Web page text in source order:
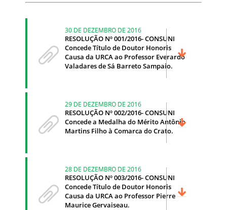
30 DE DEZEMBRO DE 2016
RESOLUÇÃO Nº 001/2016- CONSUNI
Concede Título de Doutor Honoris
Causa da URCA ao Professor Everardo
Valadares de Sá Barreto Sampaio.
29 DE DEZEMBRO DE 2016
RESOLUÇÃO Nº 002/2016- CONSUNI
Concede a Medalha do Mérito Antônio
Martins Filho à Comarca do Crato.
28 DE DEZEMBRO DE 2016
RESOLUÇÃO Nº 003/2016- CONSUNI
Concede Título de Doutor Honoris
Causa da URCA ao Professor Pierre
Maurice Gervaiseau.